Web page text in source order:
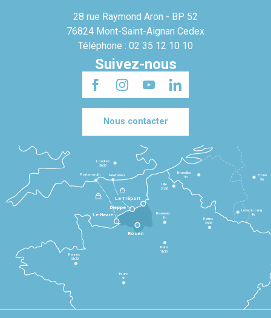
28 rue Raymond Aron - BP 52
76824 Mont-Saint-Aignan Cedex
Téléphone : 02 35 12 10 10
Suivez-nous
Nous contacter
Le Havre
Dieppe
Le Tréport
Rennes
2h30
Tours
3h
Paris
1h30
Beauvais
1h
Reims
2h45
Lille
2h30
Bruxelles
3h
Londres
3h30
Newhaven
Portsmouth
Bonn
5h
Luxembourg
4h
Rouen